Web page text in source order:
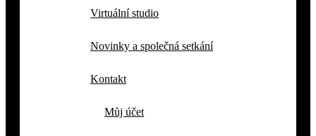
Virtuální studio
Novinky a společná setkání
Kontakt
Můj účet